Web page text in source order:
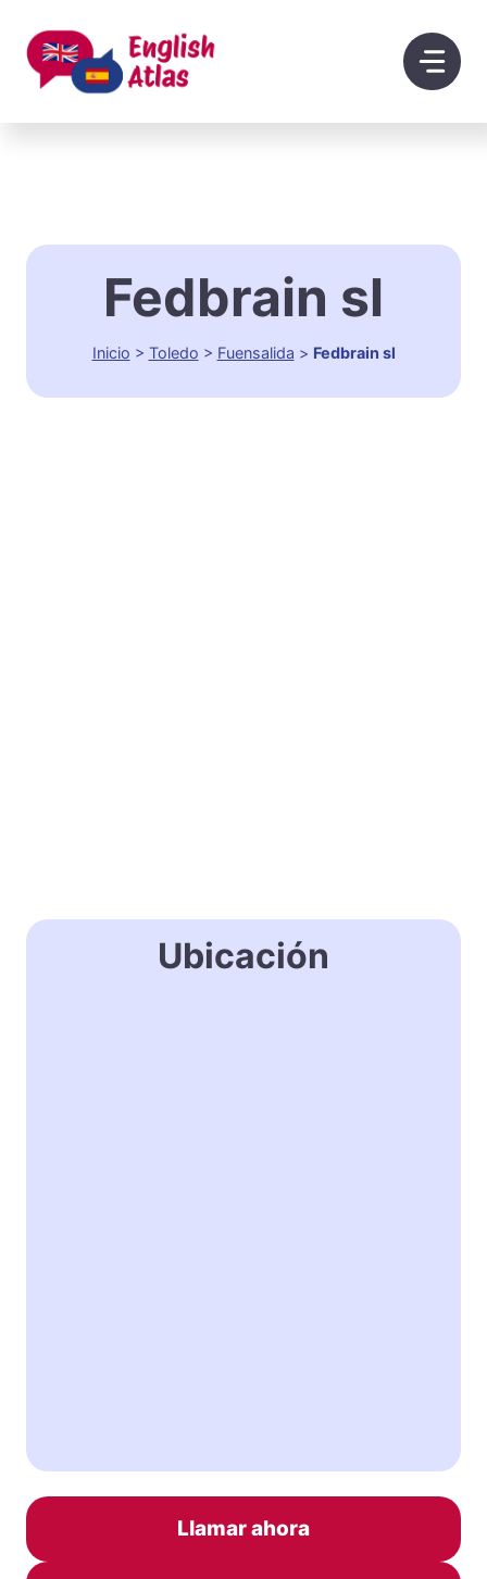
contenido
Fedbrain sl
Inicio > Toledo > Fuensalida > Fedbrain sl
Ubicación
Llamar ahora